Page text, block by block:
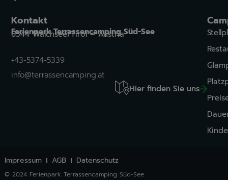
Kontakt
Ferienpark TerrassencampingSüd-See
6344 Walchsee/Tirol – Austria
+43-5374-5339
info@terrassencamping.at
Hier finden Sie uns
© 2024 Ferienpark Terrassencamping Süd-See
Impressum AGB Datenschutz